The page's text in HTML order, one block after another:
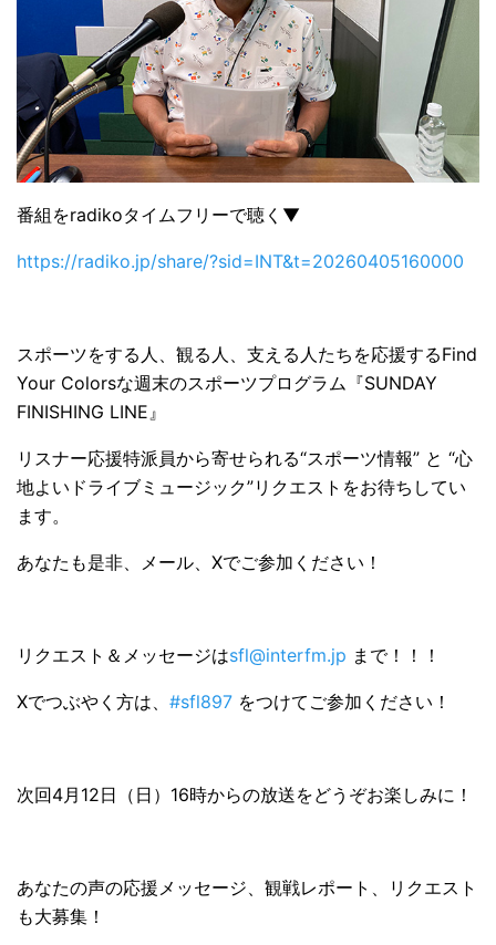
番組をradikoタイムフリーで聴く▼
https://radiko.jp/share/?sid=INT&t=20260405160000
スポーツをする人、観る人、支える人たちを応援するFind
Your Colorsな週末のスポーツプログラム『SUNDAY
FINISHING LINE』
リスナー応援特派員から寄せられる“スポーツ情報” と “心
地よいドライブミュージック”リクエストをお待ちしてい
ます。
あなたも是非、メール、Xでご参加ください！
リクエスト＆メッセージはsfl@interfm.jp まで！！！
Xでつぶやく方は、 #sfl897 をつけてご参加ください！
次回4月12日（日）16時からの放送をどうぞお楽しみに！
あなたの声の応援メッセージ、観戦レポート、リクエスト
も大募集！